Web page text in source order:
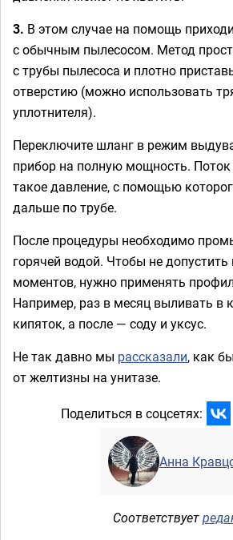
3. В этом случае на помощь
с обычным пылесосом. Метод
с трубы пылесоса и плотно
отверстию (можно использовать
уплотнителя).
Переключите шланг в режим
прибор на полную мощность. Поток
такое давление, с помощью
дальше по трубе.
После процедуры необходимо
горячей водой. Чтобы не допустить
моментов, нужно применять
Например, раз в месяц выливать в
кипяток, а после — соду и уксус.
Не так давно мы рассказали, как
от желтизны на унитазе.
Поделиться в соцсетях:
Анна
Соответствует